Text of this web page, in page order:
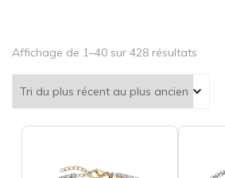
Affichage de 1–40 sur 428 résultats
plus
au